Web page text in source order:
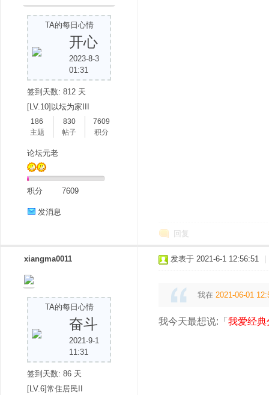
TA的每日心情
开心
2023-8-3
01:31
签到天数: 812 天
[LV.10]以坛为家III
186
主题
830
帖子
7609
积分
论坛元老
积分 7609
发消息
回复
xiangma0011
TA的每日心情
奋斗
2021-9-1
11:31
签到天数: 86 天
[LV.6]常住居民II
发表于 2021-6-1 12:56:51
我在 2021-06-01
我今天最想说:「 我爱经典